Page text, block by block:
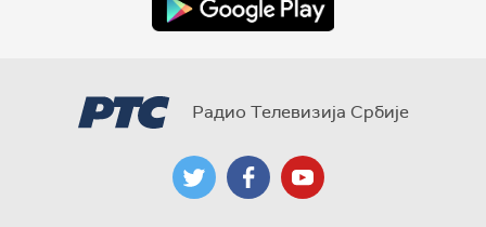
Радио Телевизија Србије